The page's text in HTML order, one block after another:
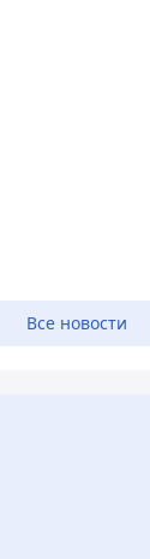
Все новости